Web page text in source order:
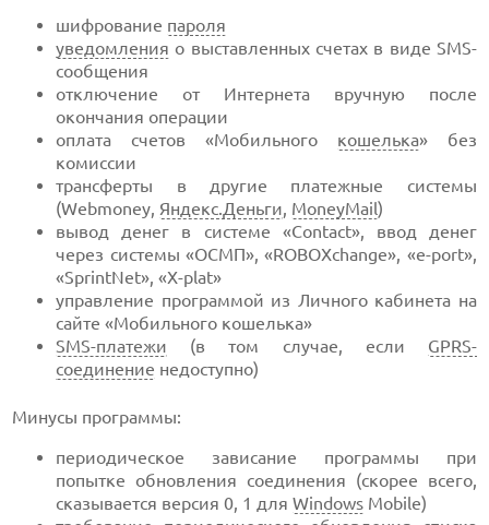
шифрование пароля
уведомления о выставленных счетах в виде SMS-
сообщения
отключение от Интернета вручную после
окончания операции
оплата счетов «Мобильного кошелька» без
комиссии
трансферты в другие платежные системы
(Webmoney, Яндекс.Деньги, MoneyMail)
вывод денег в системе «Contact», ввод денег
через системы «ОСМП», «ROBOXchange», «e-port»,
«SprintNet», «X-plat»
управление программой из Личного кабинета на
сайте «Мобильного кошелька»
SMS-платежи (в том случае, если GPRS-
соединение недоступно)
Минусы программы:
периодическое зависание программы при
попытке обновления соединения (скорее всего,
сказывается версия 0, 1 дляWindows Mobile)